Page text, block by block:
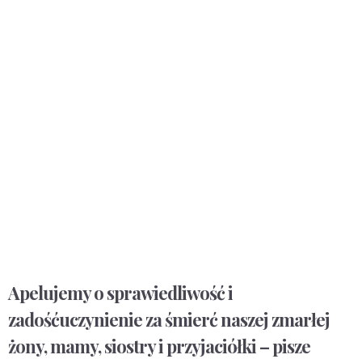
Apelujemy o sprawiedliwość i
zadośćuczynienie za śmierć naszej zmarłej
żony, mamy, siostry i przyjaciółki – pisze